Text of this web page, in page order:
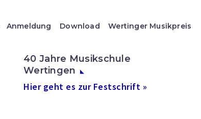
Anmeldung Download Wertinger Musikpreis
40 Jahre Musikschule
Wertingen
Hier geht es zur Festschrift »